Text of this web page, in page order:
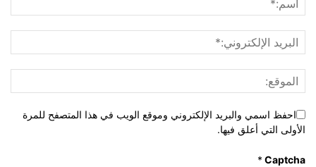
احفظ اسمي والبريد الإلكتروني وموقع الويب في هذا المتصفح للمرة
الأولى التي أعلق فيها.
Captcha
*